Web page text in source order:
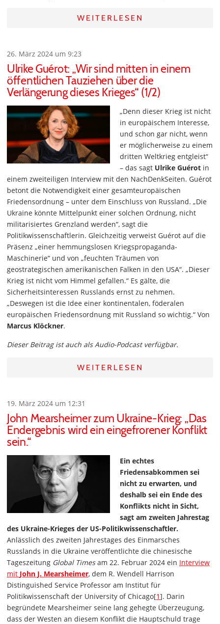
WEITERLESEN
26. März 2024 um 9:23
Ulrike Guérot: „Wir sind mitten in einem
öffentlichen Tauziehen über die
Verlängerung dieses Krieges“ (1/2)
„Denn dieser Krieg ist nicht
in europäischem Interesse,
und schon gar nicht, wenn
er möglicherweise zu einem
dritten Weltkrieg entgleist“
– das sagt Ulrike Guérot in
einem zweiteiligen Interview mit den NachDenkSeiten. Guérot
betont die Notwendigkeit einer gesamteuropäischen
Friedensordnung – unter dem Einschluss von Russland. „Die
Ukraine könnte Mittelpunkt einer solchen Ordnung, nicht
militarisiertes Grenzland werden“, sagt die
Politikwissenschaftlerin. Gleichzeitig verweist Guérot auf die
Präsenz „einer hemmungslosen Kriegspropaganda-
Maschinerie“ und von „feuchten Träumen von
geostrategischen amerikanischen Falken in den USA“. „Dieser
Krieg ist nicht vom Himmel gefallen.“ Es gälte, die
Sicherheitsinteressen Russlands ernst zu nehmen.
„Deswegen ist die Idee einer kontinentalen, föderalen
europäischen Friedensordnung mit Russland so wichtig.“ Von
Marcus Klöckner.
Dieser Beitrag ist auch als Audio-Podcast verfügbar.
WEITERLESEN
19. März 2024 um 12:31
John Mearsheimer zum Ukraine-Krieg: „Das
Endergebnis wird ein eingefrorener Konflikt
sein.“
Ein echtes
Friedensabkommen sei
nicht zu erwarten, und
deshalb sei ein Ende des
Konflikts nicht in Sicht,
sagt am zweiten Jahrestag
des Ukraine-Krieges der US-Politikwissenschaftler.
Anlässlich des zweiten Jahrestages des Einmarsches
Russlands in die Ukraine veröffentlichte die chinesische
Tageszeitung Global Timesam 22. Februar 2024 ein Interview
mit John J. Mearsheimer, dem R. Wendell Harrison
Distinguished Service Professor am Institut für
Politikwissenschaft der University of Chicago[1]. Darin
begründete Mearsheimer seine lang gehegte Überzeugung,
dass der Westen an diesem Konflikt die Hauptschuld trage